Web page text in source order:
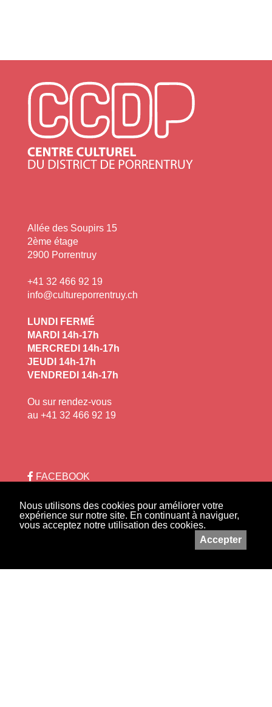
Nous utilisons des cookies pour améliorer votre
expérience sur notre site. En continuant à naviguer,
vous acceptez notre utilisation des cookies.
Accepter
+
Leaflet
Allée des Soupirs 15
2ème étage
2900 Porrentruy
+41 32 466 92 19
info@cultureporrentruy.ch
LUNDI FERMÉ
MARDI 14h-17h
MERCREDI 14h-17h
JEUDI 14h-17h
VENDREDI 14h-17h
Ou sur rendez-vous
au +41 32 466 92 19
FACEBOOK
Lettre d'information